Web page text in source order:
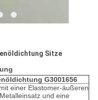
Sitze
G3001656
einer Elastomer-äußeren
und eine